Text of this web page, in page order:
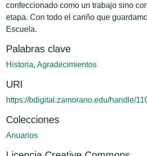
confeccionado como un trabajo sino
etapa. Con todo el cariño que
Escuela.
Palabras clave
Historia, Agradecimientos
URI
https://bdigital.zamorano.edu/handle/
Colecciones
Anuarios